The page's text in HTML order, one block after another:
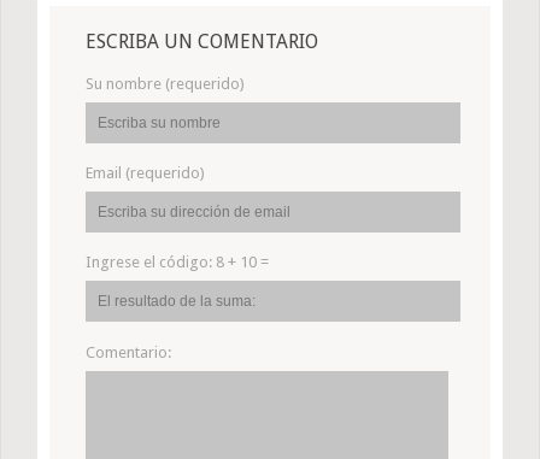
ESCRIBA UN COMENTARIO
Su nombre (requerido)
Email (requerido)
Ingrese el código: 8 + 10 =
Comentario: